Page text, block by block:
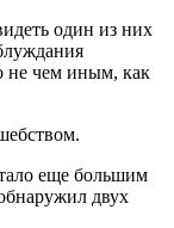
один из них
не чем иным, как
еще большим
двух